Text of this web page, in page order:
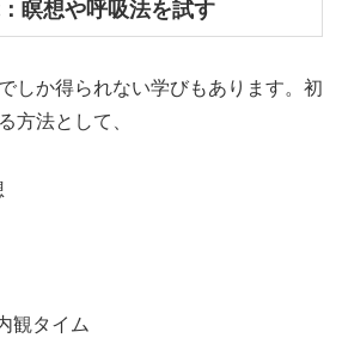
瞑想や呼吸法を試す
しか得られない学びもあります。初
方法として、
観タイム